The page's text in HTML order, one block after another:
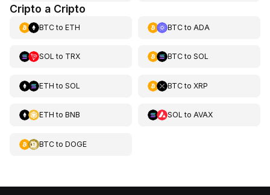
Cripto a Cripto
BTCto ETH BTCto ADA
SOL to TRX BTCto SOL
ETH to SOL BTCto XRP
ETH to BNB SOL to AVAX
BTCto DOGE